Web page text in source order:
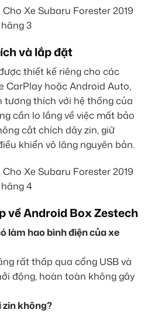
và lắp đặt
thiết kế riêng cho các
CarPlay hoặc Android Auto,
thích với hệ thống của
cần lo lắng về việc mất bảo
cắt chích dây zin, giữ
khiển vô lăng nguyên bản.
về Android Box Zestech
làm hao bình điện của xe
rất thấp qua cổng USB và
động, hoàn toàn không gây
zin không?